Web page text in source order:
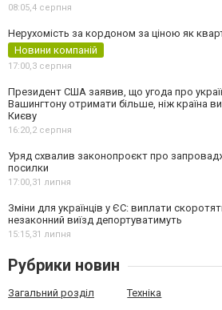
08:05,4 серпня
Нерухомість за кордоном за ціною як
Новини компаній
17:00,3 серпня
Президент США заявив, що угода про
Вашингтону отримати більше, ніж країна
Києву
16:20,2 серпня
Уряд схвалив законопроєкт про
посилки
17:00,31 липня
Зміни для українців у ЄС: виплати
незаконний виїзд депортуватимуть
15:15,31 липня
Рубрики новин
Загальний розділ Техніка